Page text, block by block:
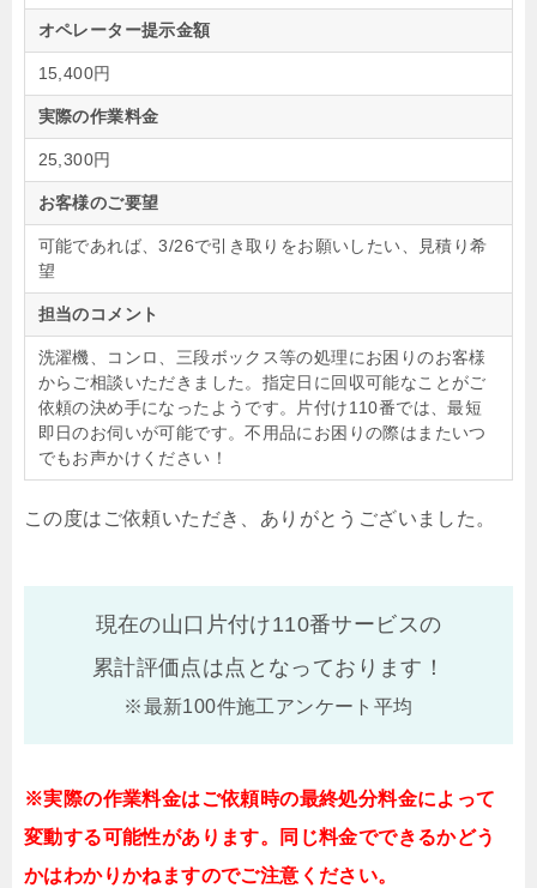
オペレーター提示金額
15,400円
実際の作業料金
25,300円
お客様のご要望
可能であれば、3/26で引き取りをお願いしたい、見積り希
望
担当のコメント
洗濯機、コンロ、三段ボックス等の処理にお困りのお客様
からご相談いただきました。指定日に回収可能なことがご
依頼の決め手になったようです。片付け110番では、最短
即日のお伺いが可能です。不用品にお困りの際はまたいつ
でもお声かけください！
この度はご依頼いただき、ありがとうございました。
現在の山口片付け110番サービスの
累計評価点は点となっております！
※最新100件施工アンケート平均
※実際の作業料金はご依頼時の最終処分料金によって
変動する可能性があります。同じ料金でできるかどう
かはわかりかねますのでご注意ください。